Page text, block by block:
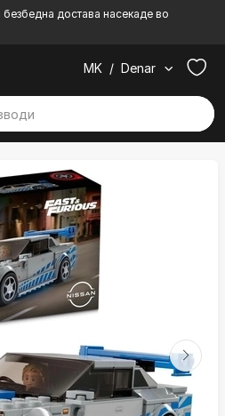
достава насекаде во
MK / Denar